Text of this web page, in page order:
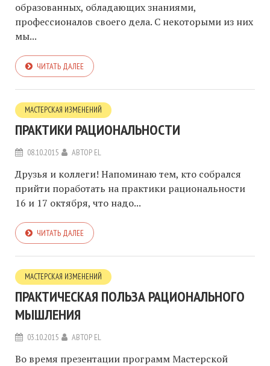
образованных, обладающих знаниями,
профессионалов своего дела. С некоторыми из них
мы...
ЧИТАТЬ ДАЛЕЕ
МАСТЕРСКАЯ ИЗМЕНЕНИЙ
ПРАКТИКИ РАЦИОНАЛЬНОСТИ
08.10.2015 АВТОР EL
Друзья и коллеги! Напоминаю тем, кто собрался
прийти поработать на практики рациональности
16 и 17 октября, что надо...
ЧИТАТЬ ДАЛЕЕ
МАСТЕРСКАЯ ИЗМЕНЕНИЙ
ПРАКТИЧЕСКАЯ ПОЛЬЗА РАЦИОНАЛЬНОГО
МЫШЛЕНИЯ
03.10.2015 АВТОР EL
Во время презентации программ Мастерской